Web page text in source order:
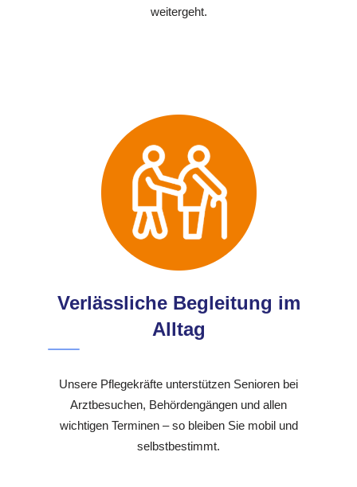
weitergeht.
Verlässliche Begleitung im
Alltag
Unsere Pflegekräfte unterstützen Senioren bei
Arztbesuchen, Behördengängen und allen
wichtigen Terminen – so bleiben Sie mobil und
selbstbestimmt.